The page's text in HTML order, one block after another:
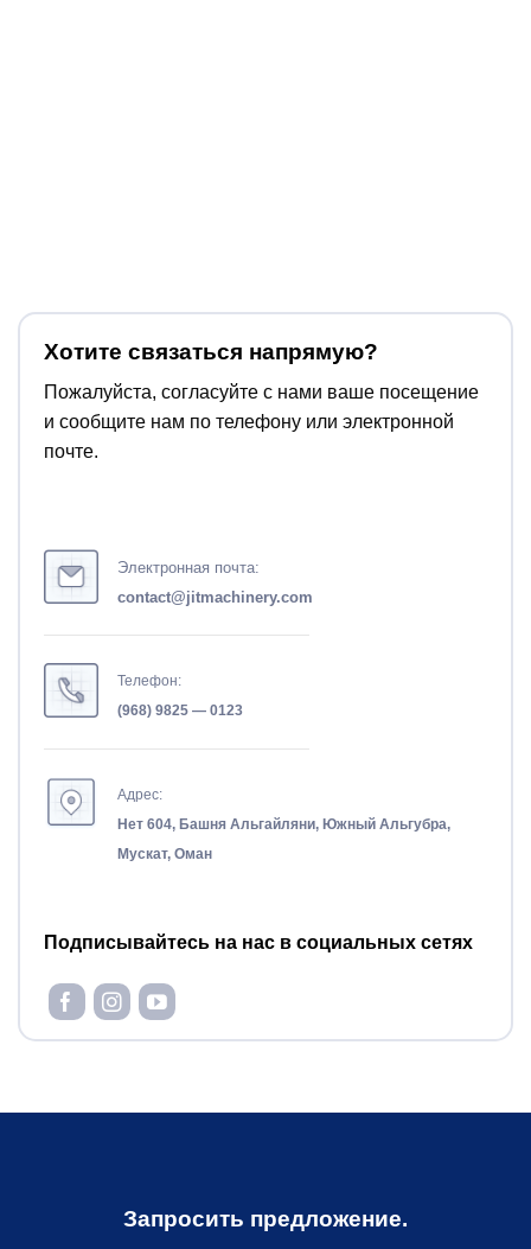
Хотите связаться напрямую?
Пожалуйста, согласуйте с нами ваше посещение
и сообщите нам по телефону или электронной
почте.
Электронная почта:
contact@jitmachinery.com
Телефон:
(968) 9825 — 0123
Адрес:
Нет 604, Башня Альгайляни, Южный Альгубра,
Мускат, Оман
Подписывайтесь на нас в социальных сетях
Запросить предложение.